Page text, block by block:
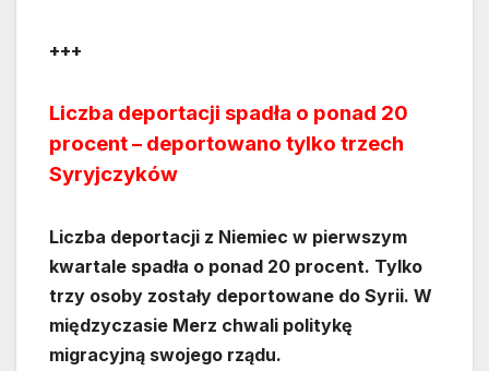
+++
Liczba deportacji spadła o ponad 20
procent – deportowano tylko trzech
Syryjczyków
Liczba deportacji z Niemiec w pierwszym
kwartale spadła o ponad 20 procent. Tylko
trzy osoby zostały deportowane do Syrii. W
międzyczasie Merz chwali politykę
migracyjną swojego rządu.